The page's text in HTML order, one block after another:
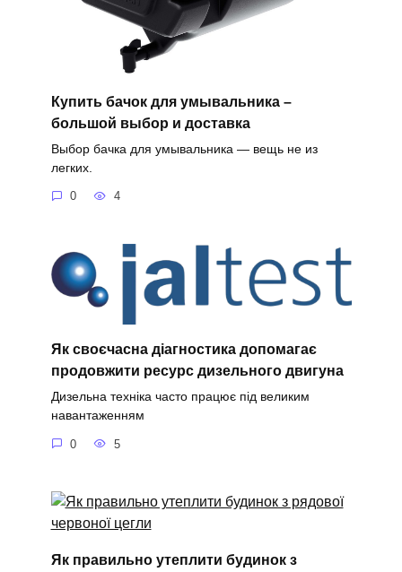
Купить бачок для умывальника –
большой выбор и доставка
Выбор бачка для умывальника — вещь не из
легких.
0 4
Як своєчасна діагностика допомагає
продовжити ресурс дизельного двигуна
Дизельна техніка часто працює під великим
навантаженням
0 5
Як правильно утеплити будинок з